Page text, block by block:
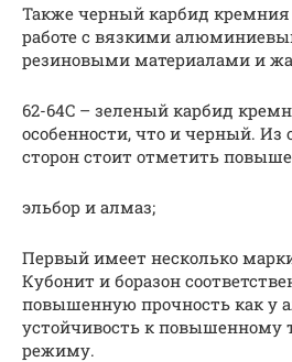
Также черный карбид
работе с вязкими
резиновыми материалами и
62-64C – зеленый карбид
особенности, что и черный. Из
сторон стоит отметить
эльбор и алмаз;
Первый имеет несколько
Кубонит и боразон
повышенную прочность как у
устойчивость к повышенному
режиму.